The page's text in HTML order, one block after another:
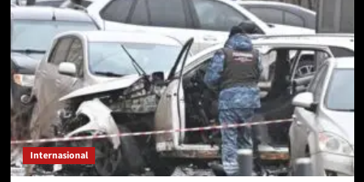
Internasional